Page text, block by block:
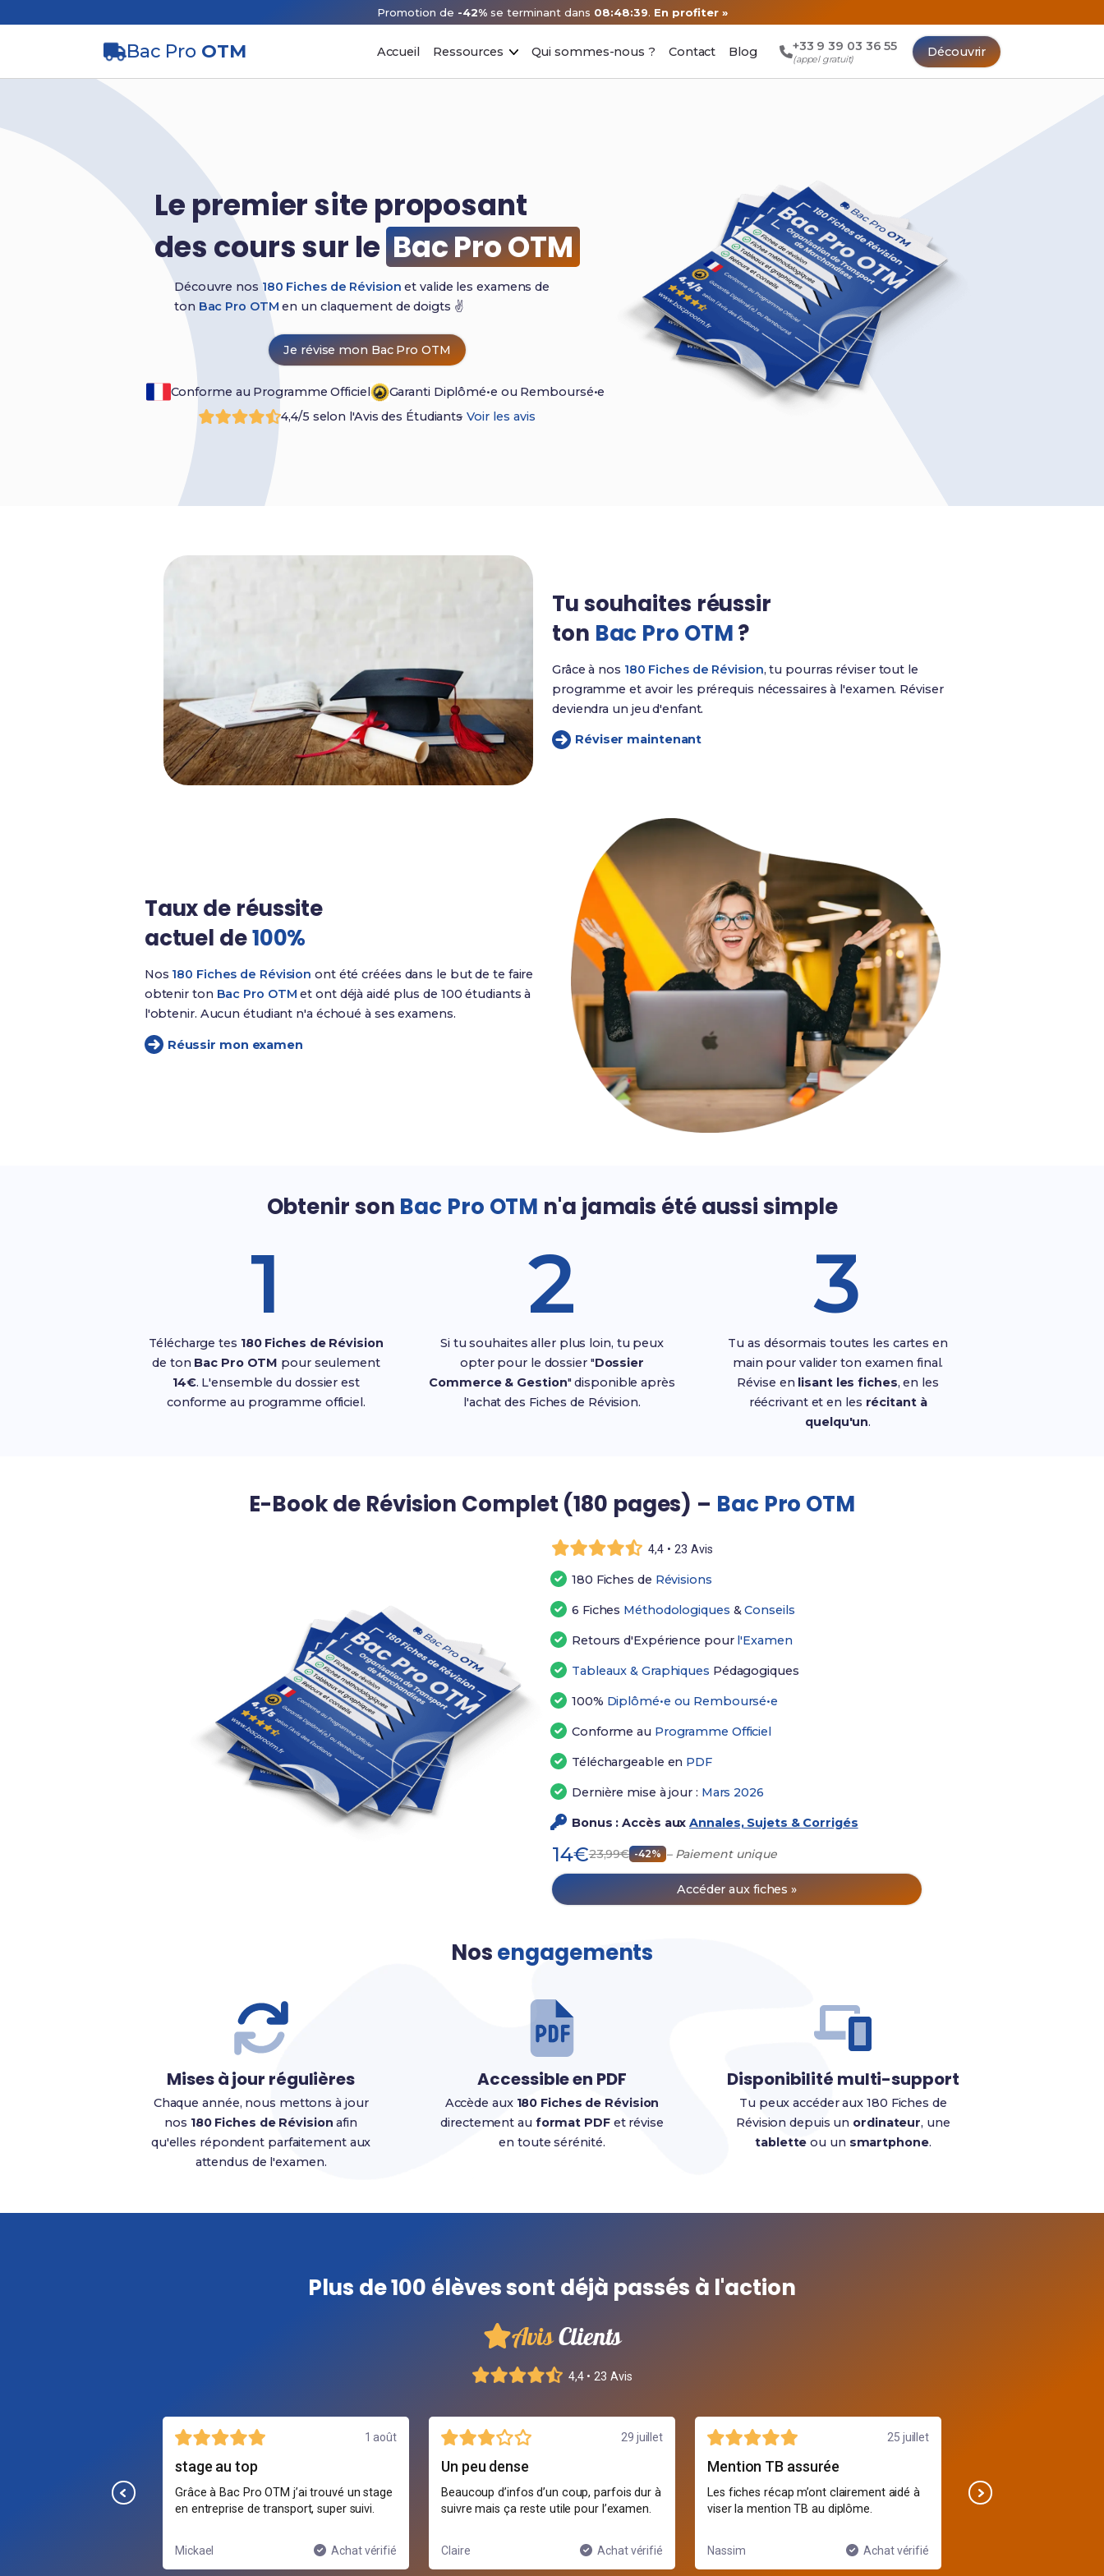
Promotion de -42%se terminant dans 08:48:38. En profiter »
Bac Pro OTM Accueil Ressources Qui sommes-nous ? Contact Blog +33 9 39 03 36 55
(appel gratuit)
Découvrir
Le premier site proposant
des cours sur le Bac Pro OTM
Découvre nos 180 Fiches de Révision et valide les examens de
ton Bac Pro OTM en un claquement dedoigts ✌️
Je révise mon Bac Pro OTM
Conforme au Programme Officiel
Garanti Diplômé•e ou Remboursé•e
4,4/5 selon l'Avis des Étudiants
- Voir les avis
Tu souhaites réussir
ton Bac Pro OTM?
Grâce à nos 180 Fiches de Révision, tu pourras réviser tout le
programme et avoir les prérequis nécessaires à l'examen. Réviser
deviendra un jeu d'enfant.
Réviser maintenant
Taux de réussite
actuel de100%
Nos 180 Fiches de Révision ont été créées dans le but de te faire
obtenir ton Bac Pro OTM et ont déjà aidé plus de 100 étudiants à
l'obtenir. Aucun étudiant n'a échoué à ses examens.
Réussir mon examen
Obtenir son Bac Pro OTM n'a jamais été aussi simple
1
Télécharge tes 180 Fiches de Révision
de ton Bac Pro OTM pour seulement
14€. L'ensemble du dossier est
conforme au programme officiel.
2
Si tu souhaites aller plus loin, tu peux
opter pour le dossier "Dossier
Commerce & Gestion" disponible après
l'achat des Fiches de Révision.
3
Tu as désormais toutes les cartes en
main pour valider ton examen final.
Révise en lisant les fiches, en les
réécrivant et en les récitant à
quelqu'un.
E-Book de Révision Complet (180 pages) – Bac Pro OTM
4,4 • 23 Avis
180 Fiches de Révisions
6 Fiches Méthodologiques &Conseils
Retours d'Expérience pour l'Examen
Tableaux & Graphiques Pédagogiques
100% Diplômé•e ou Remboursé•e
Conforme au Programme Officiel
Téléchargeable en PDF
Dernière mise à jour : Mars 2026
Bonus : Accès auxAnnales, Sujets & Corrigés
14€23,99€ -42% – Paiement unique
Accéder aux fiches »
Nosengagements
Mises à jour régulières
Chaque année, nous mettons à jour
nos 180 Fiches de Révision afin
qu'elles répondent parfaitement aux
attendus de l'examen.
Accessible en PDF
Accède aux 180 Fiches de Révision
directement au format PDFet révise
en toute sérénité.
Disponibilité multi-support
Tu peux accéder aux 180 Fiches de
Révision depuis un ordinateur, une
tablette ou un smartphone.
Plus de 100 élèves sont déjà passés à l'action
AvisClients
4,4 • 23 Avis
bien structurés et
1 août
stage au top
Grâce à Bac Pro OTM j’ai trouvé un stage
en entreprise de transport, super suivi.
Mickael Achat vérifié
29 juillet
Un peu dense
Beaucoup d’infos d’un coup, parfois dur à
suivre mais ça reste utile pour l’examen.
Claire Achat vérifié
25 juillet
Mention TB assurée
Les fiches récap m’ont clairement aidé à
viser la mention TB au diplôme.
Nassim Achat vérifié
Gros volume de cours,
sont dynamiques, on ne